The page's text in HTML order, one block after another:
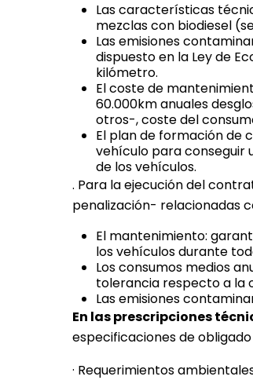
Las características
mezclas con biodiesel
Las emisiones
dispuesto en la Ley de
kilómetro.
El coste de
60.000km anuales
otros-, coste del
El plan de formación de
vehículo para conseguir
de los vehículos.
. Para la ejecución del
penalización- relacionadas
El mantenimiento:
los vehículos durante
Los consumos medios
tolerancia respecto a la
Las emisiones
En las prescripciones
especificaciones de
· Requerimientos